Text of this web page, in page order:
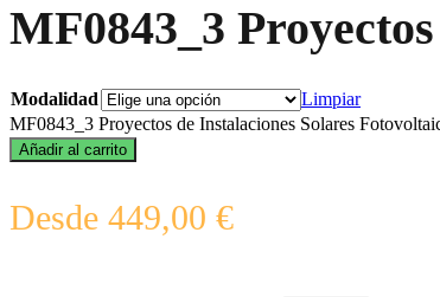
MF0843_3
Modalidad
Limpiar
MF0843_3 Proyectos de Instalaciones Solares
Añadir al carrito
Desde 449,00 €